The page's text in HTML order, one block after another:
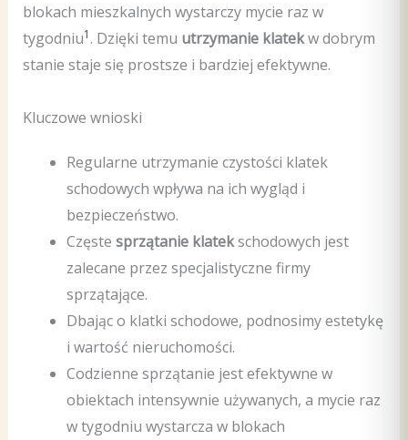
blokach mieszkalnych wystarczy mycie raz w
tygodniu1 . Dzięki temu utrzymanie klatekw dobrym
stanie staje się prostsze i bardziej efektywne.
Kluczowe wnioski
Regularne utrzymanie czystości klatek
schodowych wpływa na ich wygląd i
bezpieczeństwo.
Częste sprzątanie klatekschodowych jest
zalecane przez specjalistyczne firmy
sprzątające.
Dbając o klatki schodowe, podnosimy estetykę
i wartość nieruchomości.
Codzienne sprzątanie jest efektywne w
obiektach intensywnie używanych, a mycie raz
w tygodniu wystarcza w blokach